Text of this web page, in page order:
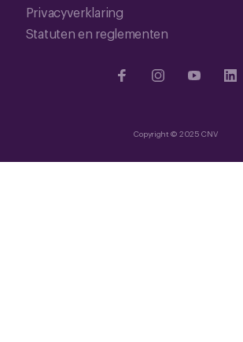
Privacyverklaring
Statuten en reglementen
Copyright © 2025 CNV